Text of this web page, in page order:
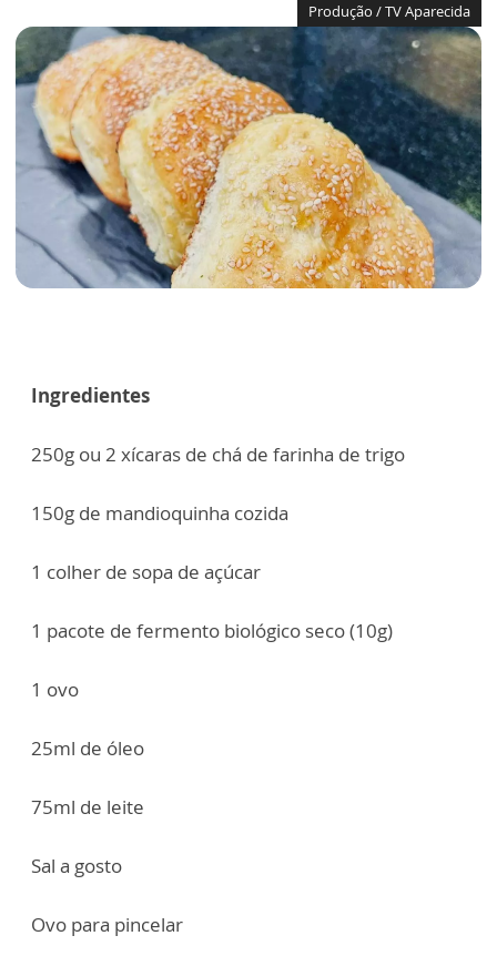
Produção / TV Aparecida
Ingredientes
250g ou 2 xícaras de chá de farinha de trigo
150g de mandioquinha cozida
1 colher de sopa de açúcar
1 pacote de fermento biológico seco (10g)
1 ovo
25ml de óleo
75ml de leite
Sal a gosto
Ovo para pincelar